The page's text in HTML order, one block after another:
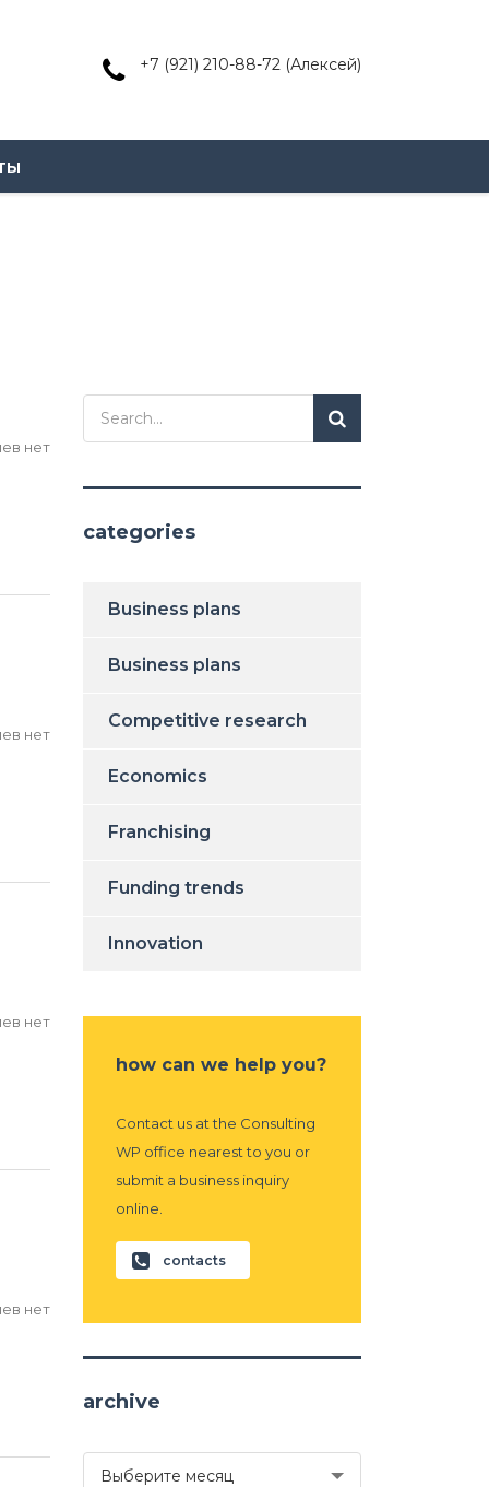
+7 (921) 210-88-72 (Алексей)
нет
нет
нет
нет
categories
Business plans
Business plans
Competitive research
Economics
Franchising
Funding trends
Innovation
how can we help you?
Contact us at the Consulting
WP office nearest to you or
submit a business inquiry
online.
contacts
archive
Выберите месяц